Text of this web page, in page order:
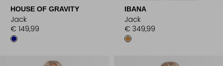
HOUSE OF GRAVITY
Jack
€ 149,99
IBANA
Jack
€ 349,99